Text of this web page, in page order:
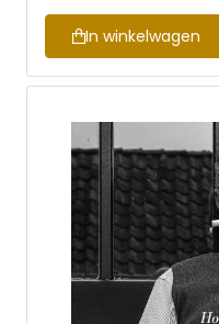
In winkelwagen